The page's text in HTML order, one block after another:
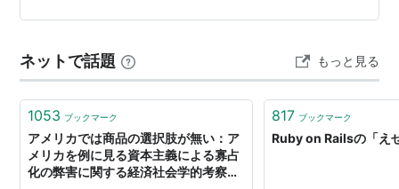
ネットで話題 もっと見る
1053 ブックマーク
アメリカでは商品の選択肢が無い：ア
メリカを例に見る資本主義による寡占
化の弊害に関する経済社会学的考察｜
817 ブックマーク
Ruby on Railsの「え